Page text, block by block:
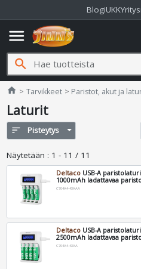
BlogiUKK
menu
search
home Jimms.fi
Tarvikkeet Paristot, akut ja
Laturit
sort Pisteytys
Näytetään : 1 - 11 / 11
Deltaco USB-A
1000mAh ladattavaa
C704A4-4XAAA
Deltaco USB-A
2500mAh ladattavaa
C704A4-4XAA